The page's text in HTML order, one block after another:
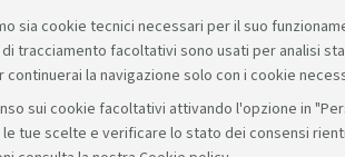
sia cookie tecnici necessari per il suo
tracciamento facoltativi sono usati per analisi
continuerai la navigazione solo con i cookie
sui cookie facoltativi attivando l'opzione in
tue scelte e verificare lo stato dei consensi